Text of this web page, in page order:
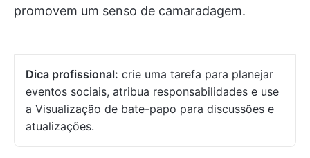
promovem um senso de camaradagem.
Dica profissional: crie uma tarefa para planejar
eventos sociais, atribua responsabilidades e use
a Visualização de bate-papo para discussões e
atualizações.